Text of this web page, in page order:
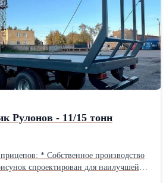
Рулонов - 11/15 тонн
производство
спроектирован для наилучшей
боковых нагрузок,